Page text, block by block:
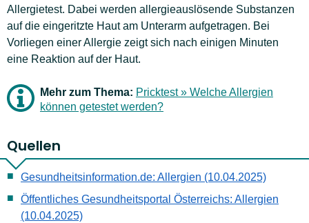
Allergietest. Dabei werden allergieauslösende Substanzen
auf die eingeritzte Haut am Unterarm aufgetragen. Bei
Vorliegen einer Allergie zeigt sich nach einigen Minuten
eine Reaktion auf der Haut.
Mehr zum Thema: Pricktest » Welche Allergien
können getestet werden?
Quellen
Gesundheitsinformation.de: Allergien (10.04.2025)
Öffentliches Gesundheitsportal Österreichs: Allergien
(10.04.2025)